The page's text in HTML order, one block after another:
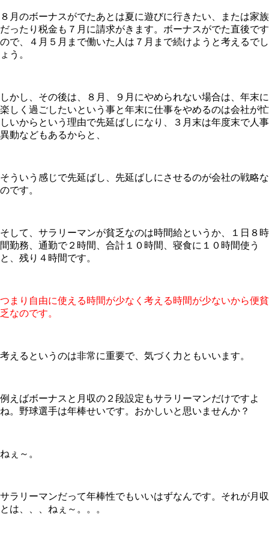
８月のボーナスがでたあとは夏に遊びに行きたい、または家族
だったり税金も７月に請求がきます。ボーナスがでた直後です
ので、４月５月まで働いた人は７月まで続けようと考えるでし
ょう。
しかし、その後は、８月、９月にやめられない場合は、年末に
楽しく過ごしたいという事と年末に仕事をやめるのは会社が忙
しいからという理由で先延ばしになり、３月末は年度末で人事
異動などもあるからと、
そういう感じで先延ばし、先延ばしにさせるのが会社の戦略な
のです。
そして、サラリーマンが貧乏なのは時間給というか、１日８時
間勤務、通勤で２時間、合計１０時間、寝食に１０時間使う
と、残り４時間です。
つまり自由に使える時間が少なく考える時間が少ないから便貧
乏なのです。
考えるというのは非常に重要で、気づく力ともいいます。
例えばボーナスと月収の２段設定もサラリーマンだけですよ
ね。野球選手は年棒せいです。おかしいと思いませんか？
ねぇ～。
サラリーマンだって年棒性でもいいはずなんです。それが月収
とは、、、ねぇ～。。。